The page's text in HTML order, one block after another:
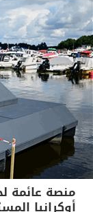
منصة عائمة
أوكرانيا